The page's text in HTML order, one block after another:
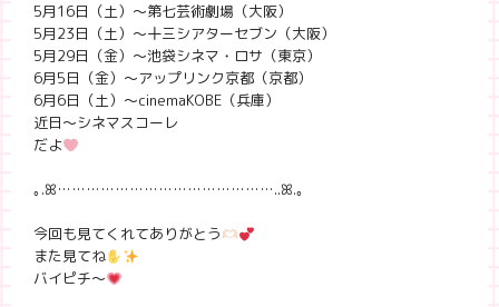
5月16日（土）〜第七芸術劇場（大阪）
5月23日（土）〜十三シアターセブン（大阪）
5月29日（金）〜池袋シネマ・ロサ（東京）
6月5日（金）〜アップリンク京都（京都）
6月6日（土）〜cinemaKOBE（兵庫）
近日〜シネマスコーレ
だよ
｡.ꕤ………………………………………..ꕤ.｡
今回も見てくれてありがとう
また見てね
バイピチ〜